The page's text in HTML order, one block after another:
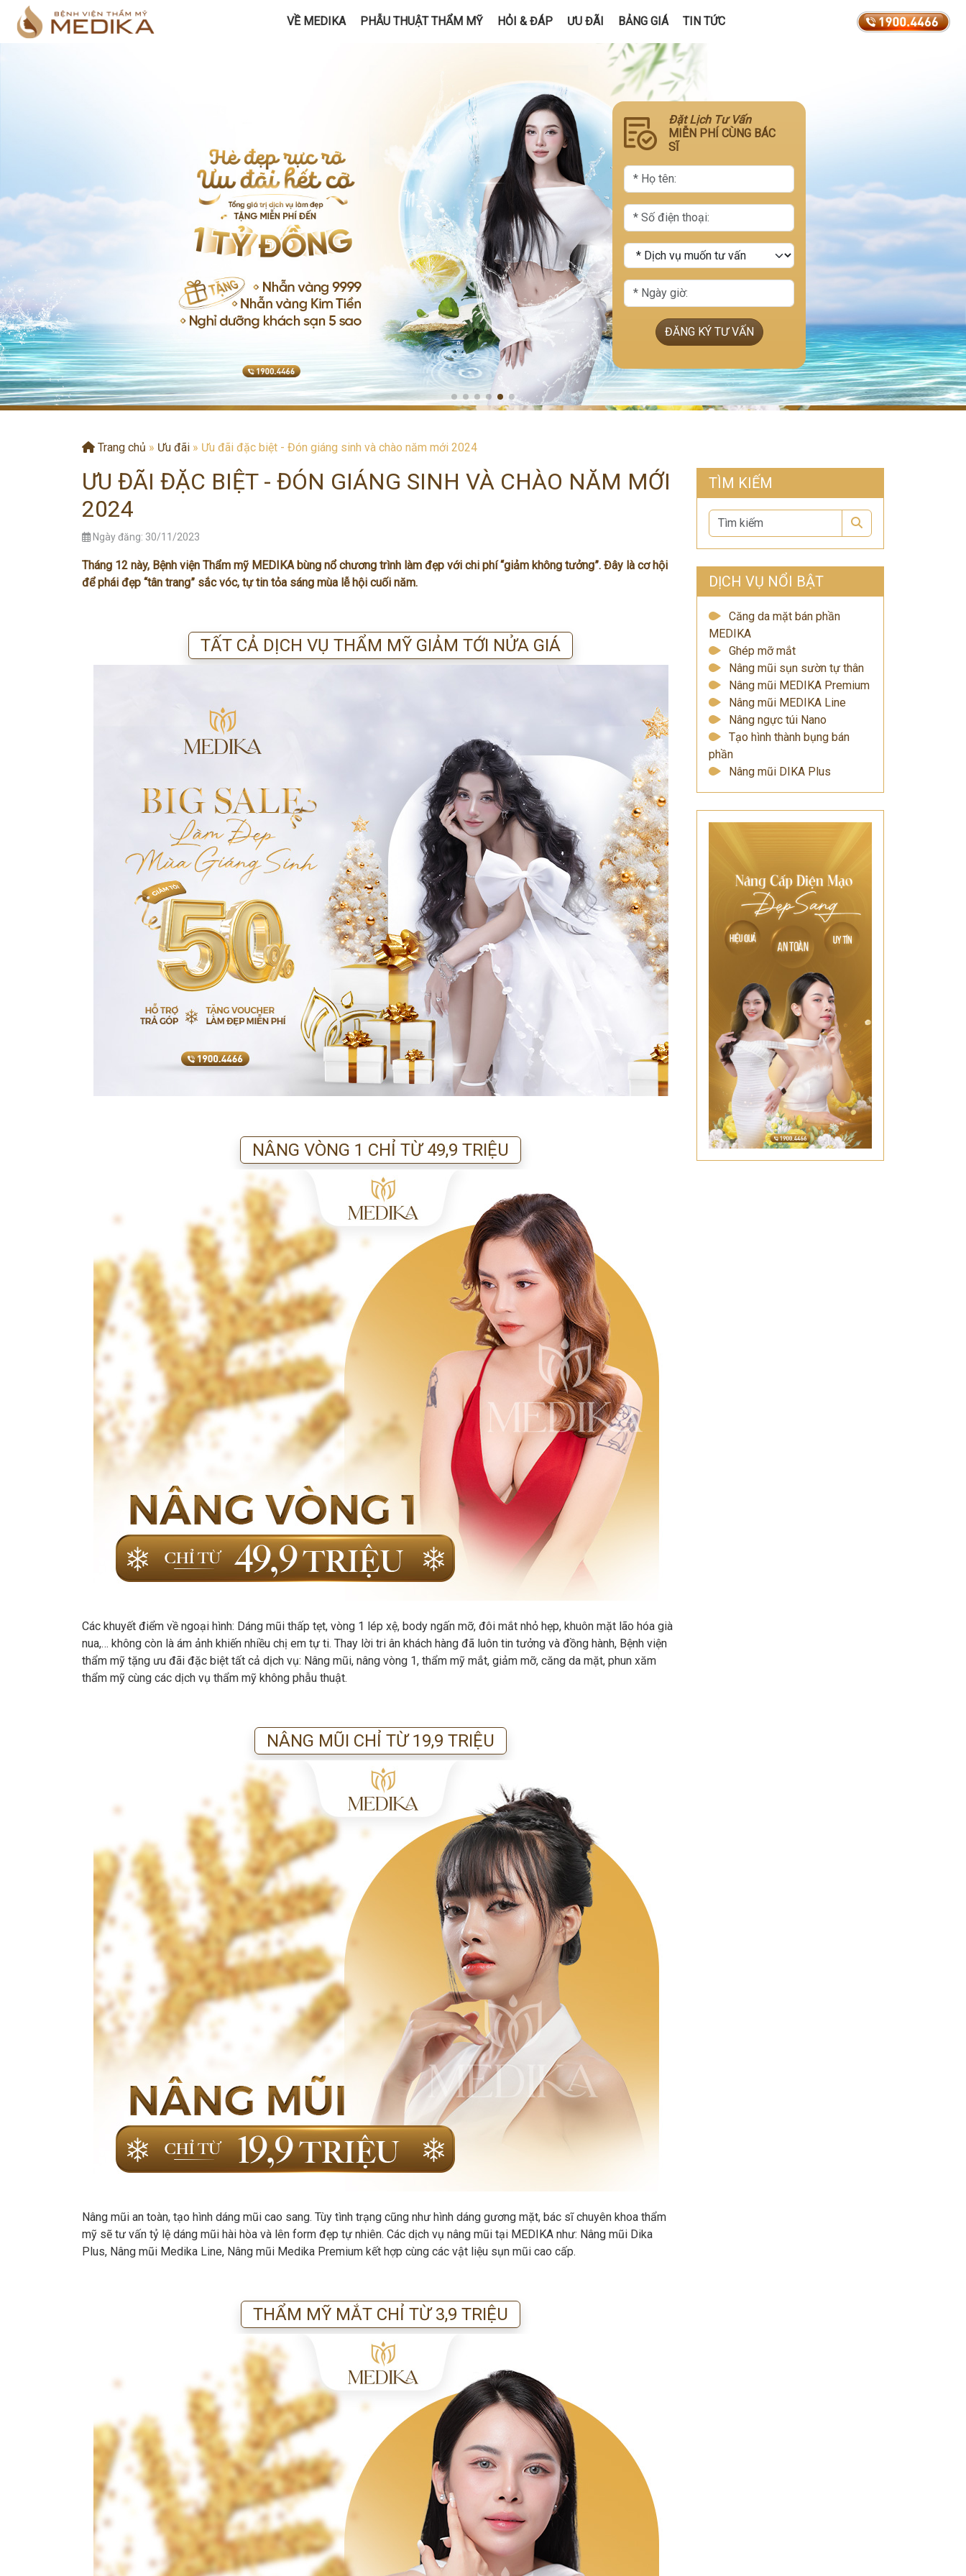
VỀ MEDIKA PHẪU THUẬT THẨM MỸ HỎI & ĐÁP ƯU ĐÃI BẢNG GIÁ TIN TỨC
Đặt Lịch Tư Vấn
MIỄN PHÍ CÙNG BÁC
SĨ
ĐĂNG KÝ TƯ VẤN
Trang chủ » Ưu đãi » Ưu đãi đặc biệt - Đón giáng sinh và chào năm mới 2024
ƯU ĐÃI ĐẶC BIỆT - ĐÓN GIÁNG SINH VÀ CHÀO NĂM MỚI
2024
Ngày đăng: 30/11/2023
Tháng 12 này, Bệnh viện Thẩm mỹ MEDIKA bùng nổ chương trình làm đẹp với chi phí “giảm không tưởng”. Đây là cơ hội
để phái đẹp “tân trang” sắc vóc, tự tin tỏa sáng mùa lễ hội cuối năm.
TẤT CẢ DỊCH VỤ THẨM MỸ GIẢM TỚI NỬA GIÁ
NÂNG VÒNG 1 CHỈ TỪ 49,9 TRIỆU
Các khuyết điểm về ngoại hình: Dáng mũi thấp tẹt, vòng 1 lép xệ, body ngấn mỡ, đôi mắt nhỏ hẹp, khuôn mặt lão hóa già
nua,… không còn là ám ảnh khiến nhiều chị em tự ti. Thay lời tri ân khách hàng đã luôn tin tưởng và đồng hành, Bệnh viện
thẩm mỹ tặng ưu đãi đặc biệt tất cả dịch vụ: Nâng mũi, nâng vòng 1, thẩm mỹ mắt, giảm mỡ, căng da mặt, phun xăm
thẩm mỹ cùng các dịch vụ thẩm mỹ không phẫu thuật.
NÂNG MŨI CHỈ TỪ 19,9 TRIỆU
Nâng mũi an toàn, tạo hình dáng mũi cao sang. Tùy tình trạng cũng như hình dáng gương mặt, bác sĩ chuyên khoa thẩm
mỹ sẽ tư vấn tỷ lệ dáng mũi hài hòa và lên form đẹp tự nhiên. Các dịch vụ nâng mũi tại MEDIKA như: Nâng mũi Dika
Plus, Nâng mũi Medika Line, Nâng mũi Medika Premium kết hợp cùng các vật liệu sụn mũi cao cấp.
THẨM MỸ MẮT CHỈ TỪ 3,9 TRIỆU
TÌM KIẾM
DỊCH VỤ NỔI BẬT
Căng da mặt bán phần
MEDIKA
Ghép mỡ mắt
Nâng mũi sụn sườn tự thân
Nâng mũi MEDIKA Premium
Nâng mũi MEDIKA Line
Nâng ngực túi Nano
Tạo hình thành bụng bán
phần
Nâng mũi DIKA Plus